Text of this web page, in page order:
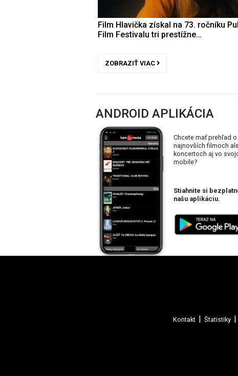
Film Hlavička získal na 73. ročníku
Film Festivalu tri prestížne…
ZOBRAZIŤ VIAC
ANDROID APLIKÁCIA
Chcete mať prehľad o
najnovších filmoch
koncertoch aj vo
mobile?
Stiahnite si
našu aplikáciu.
Kontakt Štatistiky